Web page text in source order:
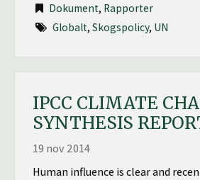
Dokument, Rapporter
Globalt, Skogspolicy, UN
IPCC CLIMATE
SYNTHESIS
19 nov 2014
Human influence is clear and